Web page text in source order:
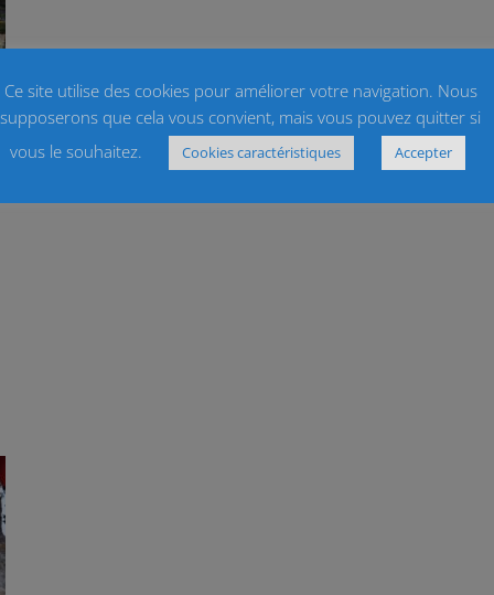
Ce site utilise des cookies pour améliorer votre navigation. Nous
supposerons que cela vous convient, mais vous pouvez quitter si
vous le souhaitez.
Cookies caractéristiques Accepter